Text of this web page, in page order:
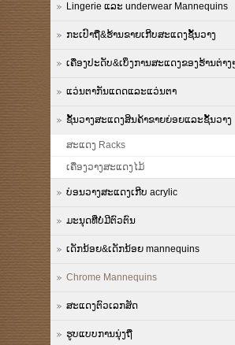
Lingerie ແລະ underwear Mannequins
ກະເປົາຖື&ຮ້ານຂາຍເກີບສະແດງຊັ້ນວາງ
ເຄື່ອງປະດັບ&ເບິ່ງການສະແດງຂອງຮ້ານຕ່າງ
ແວ່ນຕາກັນແດດແລະແວ່ນຕາ
ຊັ້ນວາງສະແດງສິນຄ້າຂາຍຍ່ອຍແລະຊັ້ນວາງ
ສະແດງ Racks
ເຄື່ອງວາງສະແດງໄມ້
ບ່ອນວາງສະແດງເກີບ acrylic
ມະນຸດທີ່ບໍ່ມີຕົວຕົນ
ເດັກນ້ອຍ&ເດັກນ້ອຍ mannequins
Chrome Mannequins
ສະແດງຕົວເລກສັດ
ຮູບແບບການນຸ່ງຖື